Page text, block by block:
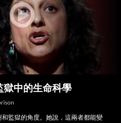
獄中的生命科學
和監獄的角度。她說，這兩者都能變